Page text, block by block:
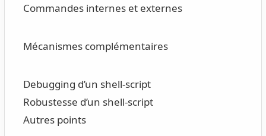
Commandes internes et externes
Mécanismes complémentaires
Debugging d’un shell-script
Robustesse d’un shell-script
Autres points